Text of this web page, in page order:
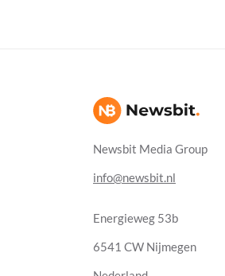
Newsbit Media Group
info@newsbit.nl
Energieweg 53b
6541 CW Nijmegen